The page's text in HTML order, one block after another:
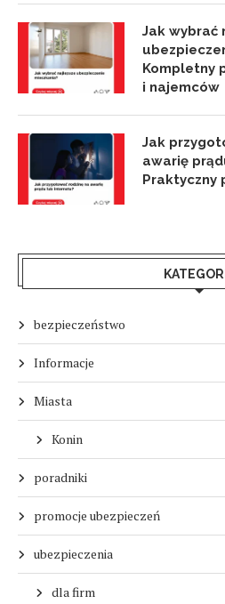
Jak wybrać
Kompletny
i najemców
Jak
awarię
Praktyczny
bezpieczeństwo
Informacje
Miasta
Konin
poradniki
promocje ubezpieczeń
ubezpieczenia
dla firm